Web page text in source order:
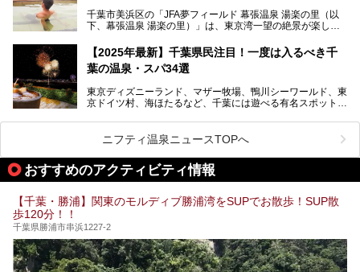
ださい。
提供元：花王株式会社【PR】
この記事は花王株式会社商品のPRレポート記事です。
千葉市美浜区の「JFA夢フィールド 幕張温泉 湯楽の里（以
下、幕張温泉 湯楽の里）」は、東京湾一望の絶景が楽しめ
設備も天然温泉の露天風呂、サウナ、岩盤浴のほか、高濃度
炭酸泉、海の見えるお休み処や食事処、展望抜群の屋上ま
で、年代を問わずたっぷり楽しめます。
今回は人気のこの施設の中でも、特におススメしたい3つの
ポイントについて厳選してお届けします。読めばきっと、行
【2025年最新】千葉県民注目！一度は入るべき千
葉の温泉・スパ34選
東京ディズニーランド、マザー牧場、鴨川シーワールド、東
京ドイツ村、海ほたるなど、千葉には遊べる有名スポットが
県で生まれ、千葉県で育ち、つい最近まで千葉在住だった私
がお勧めする、一度は入るべき千葉の温泉・スパ34選をま
とめました。
ニフティ温泉ニュースTOPへ
おすすめのアクティビティ情報
【千葉・勝浦】関東のモルディブ勝浦湾をSUPでお散歩！SUP散
歩120分！！
千葉県勝浦市串浜1227-2